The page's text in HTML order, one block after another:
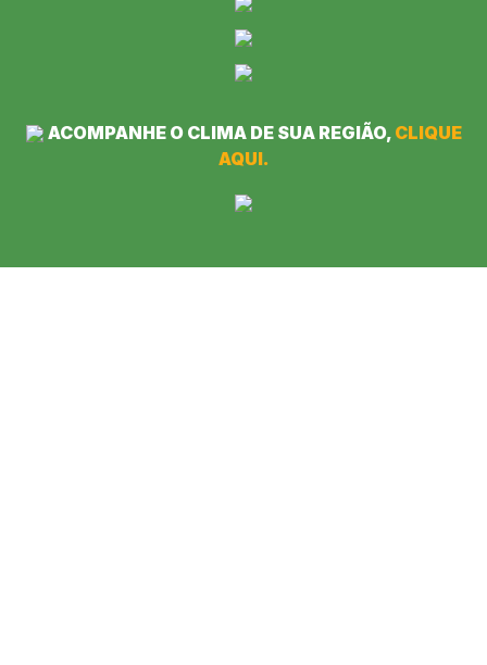
ACOMPANHE O CLIMA DE SUA REGIÃO, CLIQUE
AQUI.